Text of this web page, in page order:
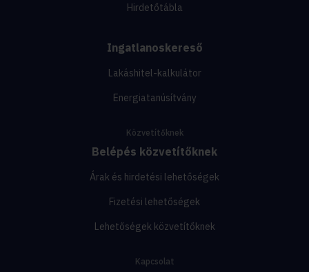
Hirdetőtábla
Ingatlanoskereső
Lakáshitel-kalkulátor
Energiatanúsítvány
Közvetítőknek
Belépés közvetítőknek
Árak és hirdetési lehetőségek
Fizetési lehetőségek
Lehetőségek közvetítőknek
Kapcsolat